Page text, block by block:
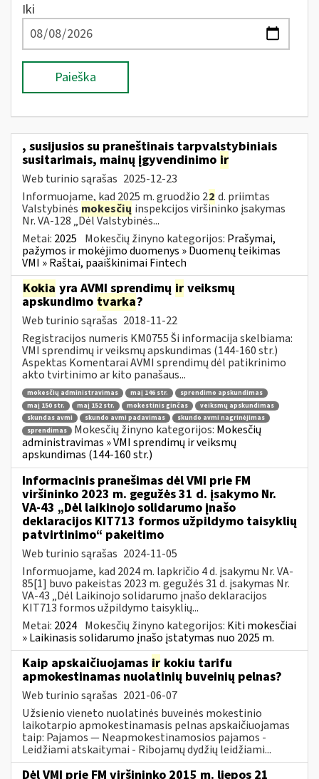
Iki
Paieška
, susijusios su praneštinais tarpvalstybiniais
susitarimais, mainų įgyvendinimo ir
Web turinio sąrašas 2025-12-23
Informuojame, kad 2025 m. gruodžio 22 d. priimtas
Valstybinės mokesčių inspekcijos viršininko įsakymas
Nr. VA-128 „Dėl Valstybinės...
Metai: 2025 Mokesčių žinyno kategorijos: Prašymai,
pažymos ir mokėjimo duomenys » Duomenų teikimas
VMI » Raštai, paaiškinimai Fintech
Kokia yra AVMI sprendimų ir veiksmų
apskundimo tvarka?
Web turinio sąrašas 2018-11-22
Registracijos numeris KM0755 Ši informacija skelbiama:
VMI sprendimų ir veiksmų apskundimas (144-160 str.)
Aspektas Komentarai AVMI sprendimų dėl patikrinimo
akto tvirtinimo ar kito panašaus...
mokesčių administravimas maį 146 str.
sprendimo apskundimas
maį 150 str.
maį 152 str. mokestinis ginčas
veiksmų apskundimas
skundas avmi
skundo avmi padavimas
skundo avmi nagrinėjimas
sprendimas
Mokesčių žinyno kategorijos: Mokesčių
administravimas » VMI sprendimų ir veiksmų
apskundimas (144-160 str.)
Informacinis pranešimas dėl VMI prie FM
viršininko 2023 m. gegužės 31 d. įsakymo Nr.
VA-43 „Dėl laikinojo solidarumo įnašo
deklaracijos KIT713 formos užpildymo taisyklių
patvirtinimo“ pakeitimo
Web turinio sąrašas 2024-11-05
Informuojame, kad 2024 m. lapkričio 4 d. įsakymu Nr. VA-
85[1] buvo pakeistas 2023 m. gegužės 31 d. įsakymas Nr.
VA-43 „Dėl Laikinojo solidarumo įnašo deklaracijos
KIT713 formos užpildymo taisyklių...
Metai: 2024 Mokesčių žinyno kategorijos: Kiti mokesčiai
» Laikinasis solidarumo įnašo įstatymas nuo 2025 m.
Kaip apskaičiuojamas ir kokiu tarifu
apmokestinamas nuolatinių buveinių pelnas?
Web turinio sąrašas 2021-06-07
Užsienio vieneto nuolatinės buveinės mokestinio
laikotarpio apmokestinamasis pelnas apskaičiuojamas
taip: Pajamos — Neapmokestinamosios pajamos -
Leidžiami atskaitymai - Ribojamų dydžių leidžiami...
Dėl VMI prie FM viršininko 2015 m. liepos 21